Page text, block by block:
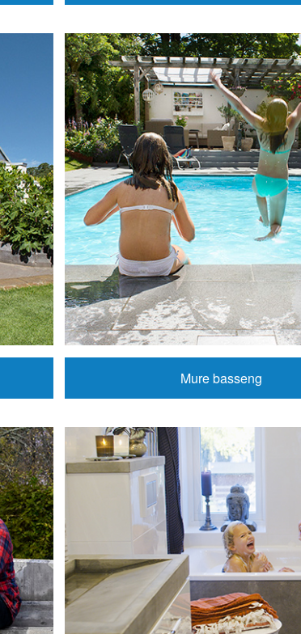
Mure basseng